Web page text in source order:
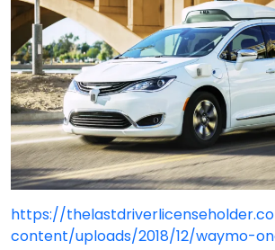
https://
content/uploads/2018/12/waymo-